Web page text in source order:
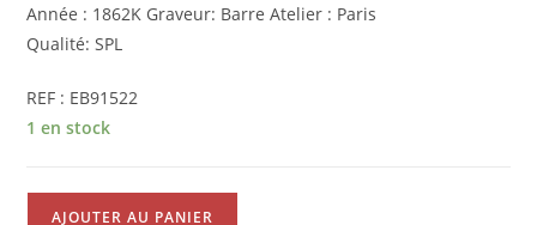
Année : 1862K Graveur: Barre Atelier : Paris
Qualité: SPL
REF : EB91522
1 en stock
AJOUTER AU PANIER